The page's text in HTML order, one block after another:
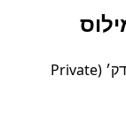
משך ההסעה הפרטית קבוע סביב כ־10 דק׳ (Private